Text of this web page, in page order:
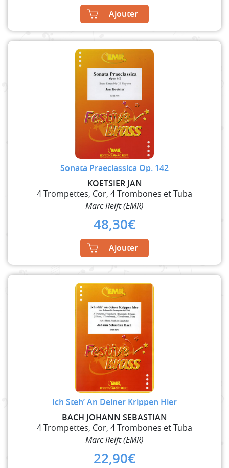
Ajouter
Sonata Praeclassica Op. 142
KOETSIER JAN
4 Trompettes, Cor, 4 Trombones et Tuba
Marc Reift (EMR)
48,30€
Ajouter
Ich Steh’ An Deiner Krippen Hier
BACH JOHANN SEBASTIAN
4 Trompettes, Cor, 4 Trombones et Tuba
Marc Reift (EMR)
22,90€